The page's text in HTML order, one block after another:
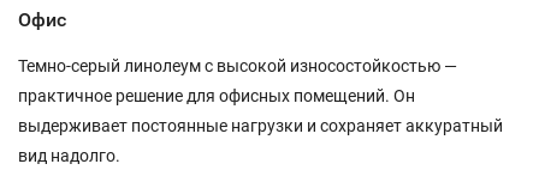
Офис
Темно-серый линолеум с высокой износостойкостью —
практичное решение для офисных помещений. Он
выдерживает постоянные нагрузки и сохраняет аккуратный
вид надолго.